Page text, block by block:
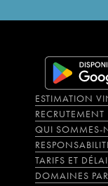
ESTIMATION
RECRUTEMENT
QUI SOMMES-
TARIFS ET
DOMAINES